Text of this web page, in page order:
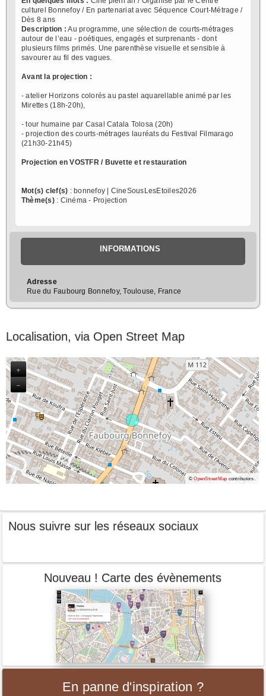
culturel Bonnefoy / En partenariat avec Séquence Court-Métrage /
Dès 8 ans
Description : Au programme, une sélection de courts-métrages
autour de l’eau - poétiques, engagés et surprenants - dont
plusieurs films primés. Une parenthèse visuelle et sensible à
savourer au fil des vagues.
Avant la projection :
- atelier Horizons colorés au pastel aquarellable animé par les
Mirettes (18h-20h),
- tour humaine par Casal Catala Tolosa (20h)
- projection des courts-métrages lauréats du Festival Filmarago
(21h30-21h45)
Projection en VOSTFR / Buvette et restauration
Mot(s) clef(s) : bonnefoy | CineSousLesEtoiles2026
Thème(s): Cinéma - Projection
INFORMATIONS
Adresse
Rue du Faubourg Bonnefoy, Toulouse, France
Localisation, via Open Street Map
+
−
©OpenStreetMap contributors.
Nous suivre sur les réseaux sociaux
Nouveau ! Carte des évènements
En panne d'inspiration ?